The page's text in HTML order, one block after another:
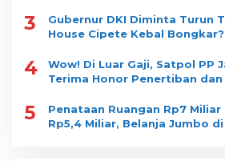
3
Gubernur DKI Diminta Turun
House Cipete Kebal Bongkar?
4
Wow! Di Luar Gaji, Satpol PP
Terima Honor Penertiban dan
5
Penataan Ruangan Rp7 Miliar
Rp5,4 Miliar, Belanja Jumbo